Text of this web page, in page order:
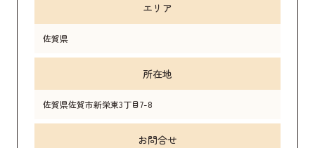
エリア
佐賀県
所在地
佐賀県佐賀市新栄東3丁目7-8
お問合せ